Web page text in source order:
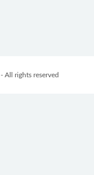
- All rights reserved